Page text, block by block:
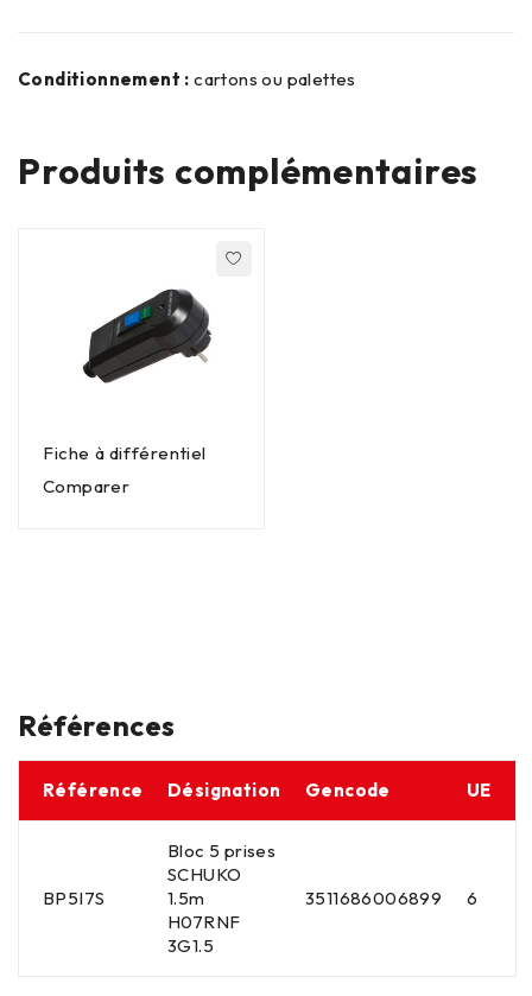
Conditionnement : cartons ou palettes
Produits complémentaires
Fiche à différentiel
Comparer
Références
Référence Désignation Gencode UE
BP5I7S
Bloc 5 prises
SCHUKO
1.5m
H07RNF
3G1.5
3511686006899 6